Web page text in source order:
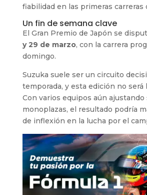
fiabilidad en las primeras carreras
Un fin de semana clave
El Gran Premio de Japón se
y 29 de marzo, con la carrera
domingo.
Suzuka suele ser un circuito
temporada, y esta edición no será
Con varios equipos aún ajustando
monoplazas, el resultado podría
de inflexión en la lucha por el